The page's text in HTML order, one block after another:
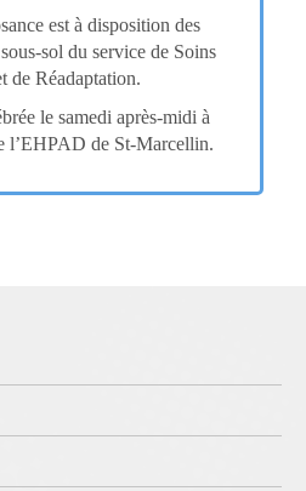
est à disposition des
sol du service de Soins
de Réadaptation.
le samedi après-midi à
l’EHPAD de St-Marcellin.